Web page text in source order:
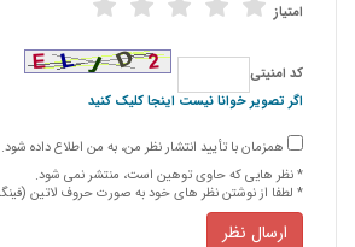
امتیاز
كد امنیتی
اگر تصویر خوانا نیست اینجا کلیک کنید
همزمان با تأیید انتشار نظر من، به من اطلاع داده شود.
* نظر هایی كه حاوی توهین است، منتشر نمی شود.
* لطفا از نوشتن نظر های خود به صورت حروف لاتین
ارسال نظر